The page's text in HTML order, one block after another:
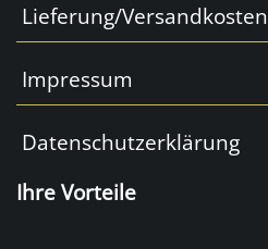
Lieferung/Versandkosten
Impressum
Datenschutzerklärung
Ihre Vorteile